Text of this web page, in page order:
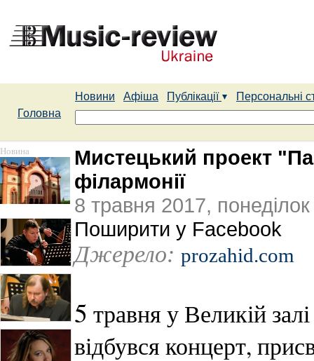
Новини Афіша Публікації
Персональні
Головна
Новина
Мистецький проект
філармонії
8 травня 2017, понеділок
Поширити у Facebook
Джерело: prozahid.com
5 травня у Великій
відбувся концерт,